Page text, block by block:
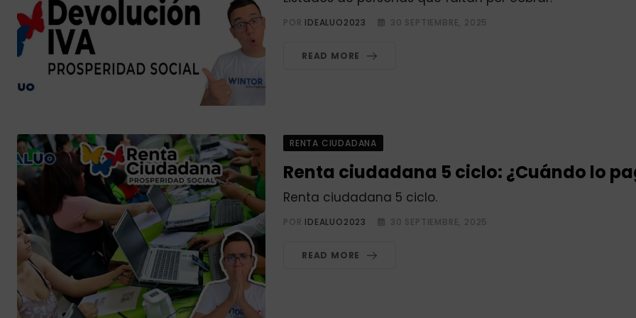
POR IDEALUO2023 30 SEPTIEMBRE, 2025
READ MORE
RENTA CIUDADANA
Renta ciudadana 5 ciclo: ¿Cuándo lo
Renta ciudadana 5 ciclo.
POR IDEALUO2023 30 SEPTIEMBRE, 2025
READ MORE